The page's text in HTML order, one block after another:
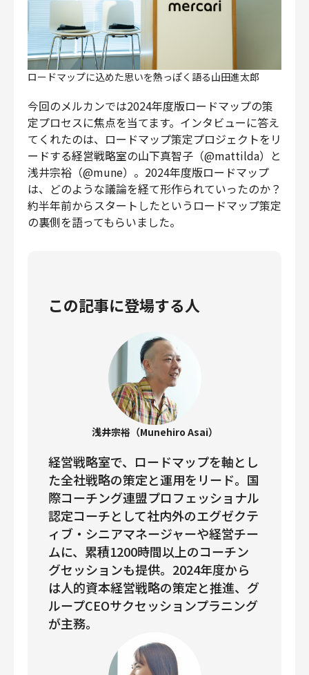
ロードマップに込めた思いを熱っぽく語る山田進太郎
今回のメルカンでは2024年度版ロードマップの策
定プロセスに焦点を当てます。インタビューに答え
てくれたのは、ロードマップ策定プロジェクトをリ
ードする経営戦略室の山下真智子（@mattilda）と
浅井宗裕（@mune）。2024年度版ロードマップ
は、どのような議論を経て形作られていったのか？
約半年前からスタートしたというロードマップ策定
の裏側を語ってもらいました。
この記事に登場する人
浅井宗裕（​​Munehiro Asai）
経営戦略室で、ロードマップを軸とし
た全社戦略の策定と運用をリード。国
際コーチング連盟プロフェッショナル
認定コーチとして社内外のエグゼクテ
ィブ・シニアマネージャーや経営チー
ムに、累積1200時間以上のコーチン
グセッションも提供。2024年度から
は人的資本経営戦略の策定と推進、グ
ループCEOサクセッションプラニング
が主務。